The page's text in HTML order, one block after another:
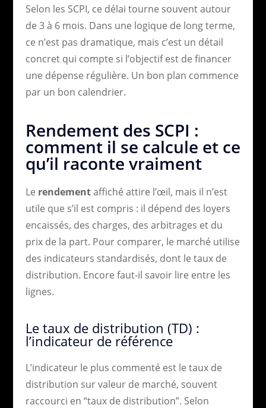
Selon les SCPI, ce délai tourne souvent autour
de 3 à 6 mois. Dans une logique de long terme,
ce n’est pas dramatique, mais c’est un détail
concret qui compte si l’objectif est de financer
une dépense régulière. Un bon plan commence
par un bon calendrier.
Rendement des SCPI :
comment il se calcule et ce
qu’il raconte vraiment
Le rendementaffiché attire l’œil, mais il n’est
utile que s’il est compris : il dépend des loyers
encaissés, des charges, des arbitrages et du
prix de la part. Pour comparer, le marché utilise
des indicateurs standardisés, dont le taux de
distribution. Encore faut-il savoir lire entre les
lignes.
Le taux de distribution (TD) :
l’indicateur de référence
L’indicateur le plus commenté est le taux de
distribution sur valeur de marché, souvent
raccourci en “taux de distribution”. Selon